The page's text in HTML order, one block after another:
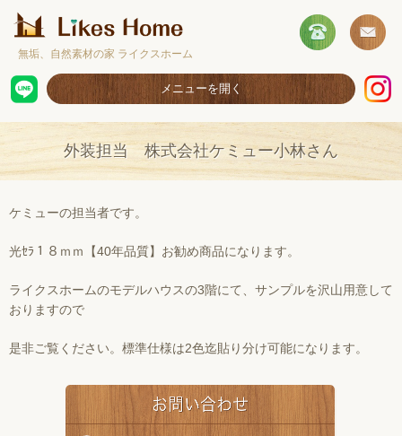
無垢、自然素材の家 ライクスホーム
メニューを開く
ホーム
コンセプト
ショールームのご案内
採用情報
外装担当 株式会社ケミュー小林さん
ケミューの担当者です。
光ｾﾗ１８ｍｍ【40年品質】お勧め商品になります。
ライクスホームのモデルハウスの3階にて、サンプルを沢山用意して
おりますので
是非ご覧ください。標準仕様は2色迄貼り分け可能になります。